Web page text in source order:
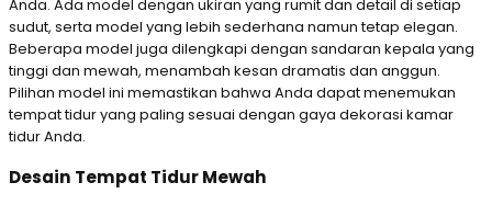
Anda. Ada model dengan ukiran yang rumit dan detail di setiap
sudut, serta model yang lebih sederhana namun tetap elegan.
Beberapa model juga dilengkapi dengan sandaran kepala yang
tinggi dan mewah, menambah kesan dramatis dan anggun.
Pilihan model ini memastikan bahwa Anda dapat menemukan
tempat tidur yang paling sesuai dengan gaya dekorasi kamar
tidur Anda.
Desain Tempat Tidur Mewah